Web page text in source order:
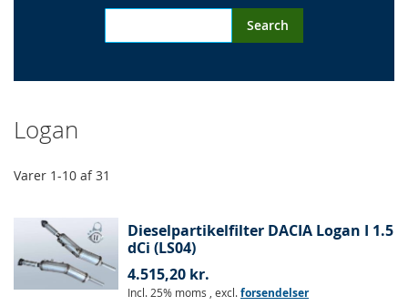
Search
Logan
Varer 1-10 af31
Dieselpartikelfilter DACIA Logan I 1.5
dCi (LS04)
4.515,20 kr.
Incl. 25% moms , excl.forsendelser